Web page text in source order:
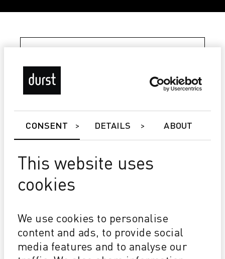
CONSENT DETAILS ABOUT
This website uses
cookies
We use cookies to personalise
content and ads, to provide social
media features and to analyse our
Tau 340 RSC E
PREPARADA PARA EL FUTURO Velocidad, anchura
COSTE DE PROPIEDAD COMPETITIVO Inversión
ajustada Bajo consumo de tinta
LA MEJOR DE SU CLASE 1200x1200 dpi @ 2 pl
Blanco de alta opacidad